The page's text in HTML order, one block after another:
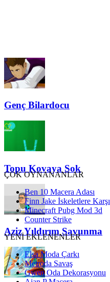
Genç Bilardocu
Topu Kovaya Sok
Aziz Yıldırım Savunma
ÇOK OYNANANLAR
Ben 10 Macera Adası
Finn Jake İskeletlere Karşı
Minecraft Pubg Mod 3d
Counter Strike
YENİ EKLENENLER
Elsa Moda Çarkı
Metroda Savaş
Gwen Oda Dekorasyonu